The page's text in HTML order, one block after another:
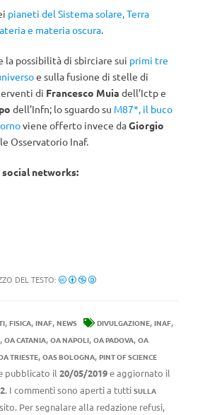
pianeti del Sistema solare, Terra
e materia oscura.
la possibilità di sbirciare sui primi tre
e sulla fusione di stelle di
di Francesco Muia dell’Ictp e
dell’Infn; lo sguardo su M87*, il buco
viene offerto invece daGiorgio
Osservatorio Inaf.
social networks:
DEL TESTO:
, FISICA, INAF, NEWS DIVULGAZIONE, INAF,
, OA CATANIA, OA NAPOLI, OA PADOVA, OA
TRIESTE, OAS BOLOGNA, PINT OF SCIENCE
pubblicato il 20/05/2019e aggiornato il
. I commenti sono aperti a tutti SULLA
Per segnalare alla redazione refusi,